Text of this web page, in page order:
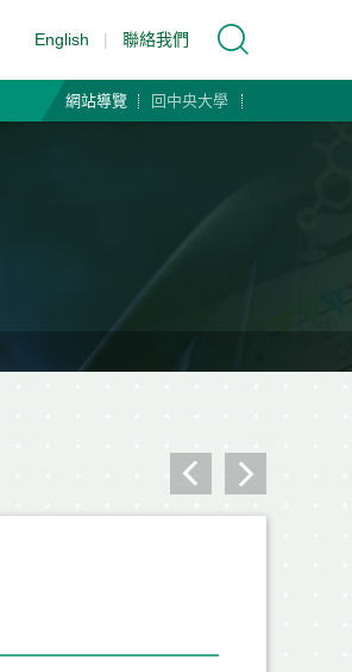
English | 聯絡我們
網站導覽 回中央大學